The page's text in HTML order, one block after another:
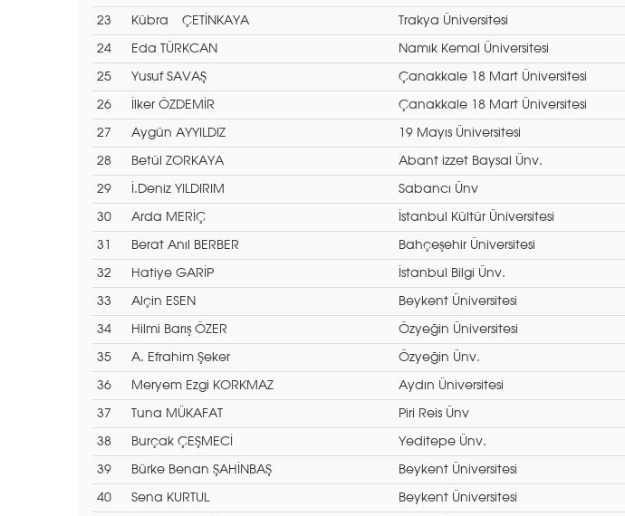
23 Kübra ÇETİNKAYA Trakya Üniversitesi
24 Eda TÜRKCAN Namık Kemal Üniversitesi
25 Yusuf SAVAŞ Çanakkale 18 Mart Üniversitesi
26 İlker ÖZDEMİR Çanakkale 18 Mart Üniversitesi
27 Aygün AYYILDIZ 19 Mayıs Üniversitesi
28 Betül ZORKAYA Abant izzet Baysal Ünv.
29 İ.Deniz YILDIRIM Sabancı Ünv
30 Arda MERİÇ İstanbul Kültür Üniversitesi
31 Berat Anıl BERBER Bahçeşehir Üniversitesi
32 Hatiye GARİP İstanbul Bilgi Ünv.
33 Alçin ESEN Beykent Üniversitesi
34 Hilmi Barış ÖZER Özyeğin Üniversitesi
35 A. Efrahim Şeker Özyeğin Ünv.
36 Meryem Ezgi KORKMAZ Aydın Üniversitesi
37 Tuna MÜKAFAT Piri Reis Ünv
38 Burçak ÇEŞMECİ Yeditepe Ünv.
39 Bürke Benan ŞAHİNBAŞ Beykent Üniversitesi
40 Sena KURTUL Beykent Üniversitesi